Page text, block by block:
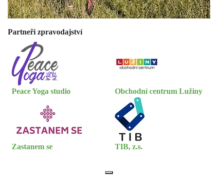
Partneři zpravodajství
Peace Yoga studio Obchodní centrum Lužiny
Zastanem se TIB, z.s.